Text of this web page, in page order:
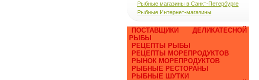
Рыбные магазины в Санкт-Петербурге
Рыбные Интернет-магазины
ПОСТАВЩИКИ ДЕЛИКАТЕСНОЙ
РЫБЫ
РЕЦЕПТЫ РЫБЫ
РЕЦЕПТЫ МОРЕПРОДУКТОВ
РЫНОК МОРЕПРОДУКТОВ
РЫБНЫЕ РЕСТОРАНЫ
РЫБНЫЕ ШУТКИ